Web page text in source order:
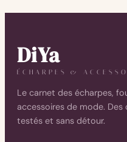
DiYa
ÉCHARPES &
Le carnet des écharpes,
accessoires de mode. Des
testés et sans détour.